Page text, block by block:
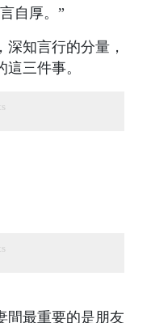
自厚。”
知言行的分量，
三件事。
間最重要的是朋友